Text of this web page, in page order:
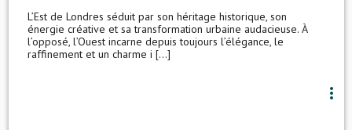
L’Est de Londres séduit par son héritage historique, son
énergie créative et sa transformation urbaine audacieuse. À
l’opposé, l’Ouest incarne depuis toujours l’élégance, le
raffinement et un charme i [...]
more_vert